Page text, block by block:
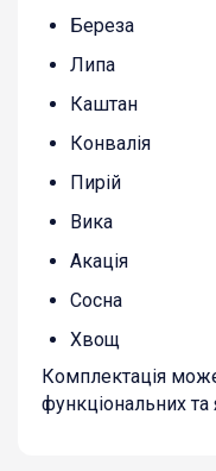
Береза
Липа
Каштан
Конвалія
Пирій
Вика
Акація
Сосна
Хвощ
Комплектація
функціональних та